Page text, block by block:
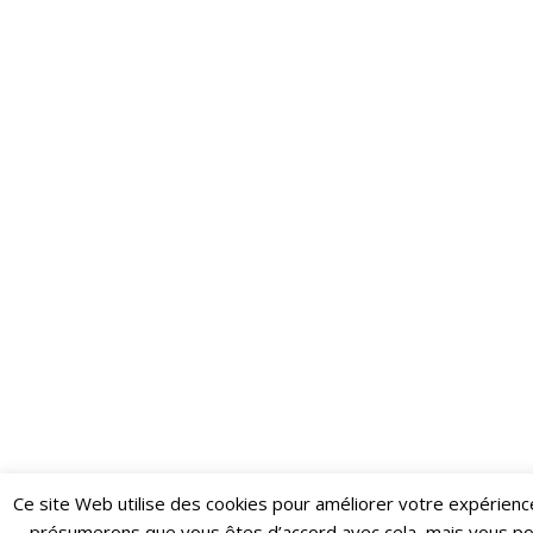
Restez informé·e des dernières actualités du Poing !
Ce site Web utilise des cookies pour améliorer votre